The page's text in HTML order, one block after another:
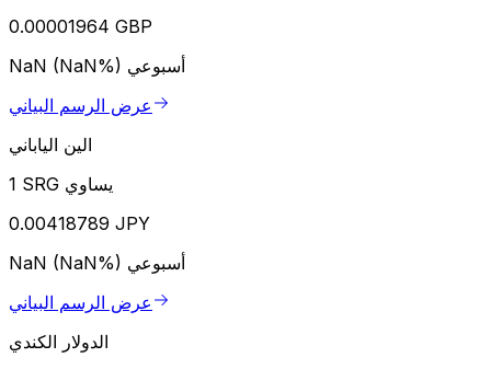
0.00001964 GBP
NaN (NaN%) أسبوعي
عرض الرسم البياني
الين الياباني
1 SRG يساوي
0.00418789 JPY
NaN (NaN%) أسبوعي
عرض الرسم البياني
الدولار الكندي